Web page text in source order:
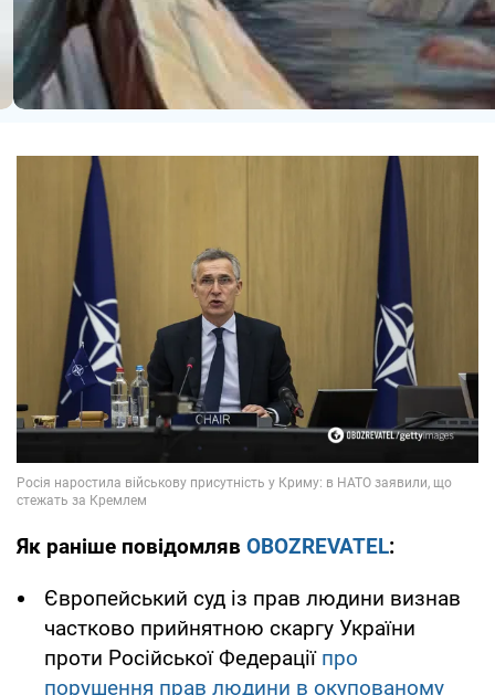
Як раніше повідомляв OBOZREVATEL:
Європейський суд із прав людини визнав
частково прийнятною скаргу України
проти Російської Федерації про
порушення прав людини в окупованому